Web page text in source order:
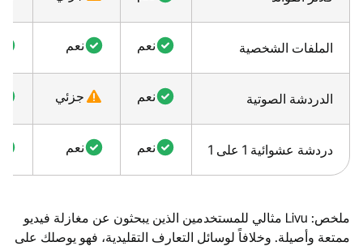
الملفات الشخصية نعم نعم
الدردشة الصوتية نعم جزئي
دردشة عشوائية 1 على 1 نعم نعم
ملخص: Livu مثالي للمستخدمين الذين يبحثون عن مغازلة فيديو
ممتعة وأصيلة. وخلافاً لوسائل التعارف التقليدية، فهو يوصلك على